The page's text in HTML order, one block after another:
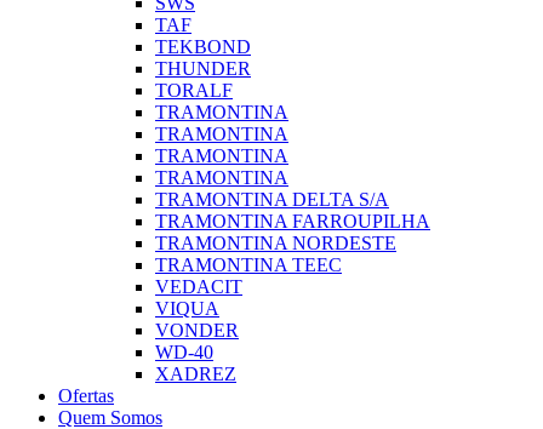
TAF
TEKBOND
THUNDER
TORALF
TRAMONTINA
TRAMONTINA
TRAMONTINA
TRAMONTINA
TRAMONTINA DELTA S/A
TRAMONTINA FARROUPILHA
TRAMONTINA NORDESTE
TRAMONTINA TEEC
VEDACIT
VIQUA
VONDER
WD-40
XADREZ
Ofertas
Quem Somos